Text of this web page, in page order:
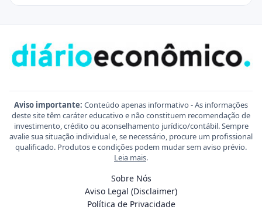
Aviso importante: Conteúdo apenas informativo - As informações
deste site têm caráter educativo e não constituem recomendação de
investimento, crédito ou aconselhamento jurídico/contábil. Sempre
avalie sua situação individual e, se necessário, procure um profissional
qualificado. Produtos e condições podem mudar sem aviso prévio.
Leia mais.
Sobre Nós
Aviso Legal (Disclaimer)
Política de Privacidade